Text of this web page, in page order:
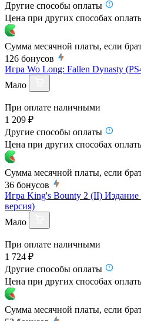
Другие способы оплаты
Цена при других способах
Сумма месячной платы, если
126 бонусов
Игра Wo Long: Fallen Dynasty
Мало
При оплате наличными
1 209 ₽
Другие способы оплаты
Цена при других способах
Сумма месячной платы, если
36 бонусов
Игра King's Bounty 2 (II) Издание
версия)
Мало
При оплате наличными
1 724 ₽
Другие способы оплаты
Цена при других способах
Сумма месячной платы, если